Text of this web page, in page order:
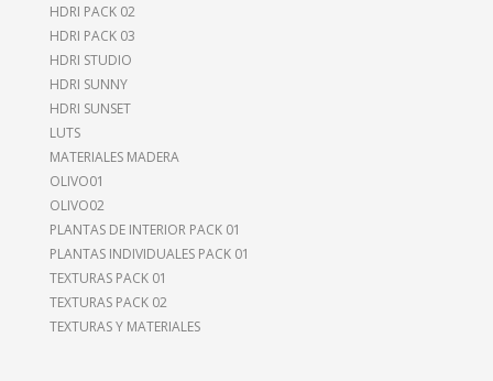
HDRI PACK 02
HDRI PACK 03
HDRI STUDIO
HDRI SUNNY
HDRI SUNSET
LUTS
MATERIALES MADERA
OLIVO01
OLIVO02
PLANTAS DE INTERIOR PACK 01
PLANTAS INDIVIDUALES PACK 01
TEXTURAS PACK 01
TEXTURAS PACK 02
TEXTURAS Y MATERIALES